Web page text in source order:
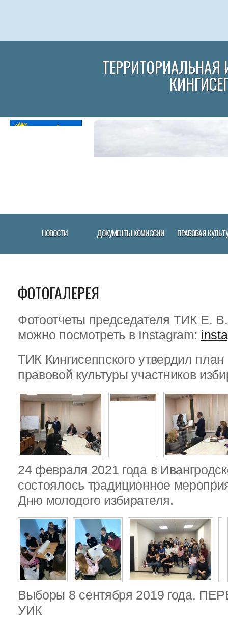
НОВОСТИ ДОКУМЕНТЫ КОМИССИИ ПРАВОВАЯ
ФОТОГАЛЕРЕЯ
Фотоотчеты председателя ТИК Е.
можно посмотреть в Instagram:
ТИК Кингисеппского утвердил
правовой культуры участников
24 февраля 2021 года в
состоялось традиционное
Дню молодого избирателя.
Выборы 8 сентября 2019 года.
УИК